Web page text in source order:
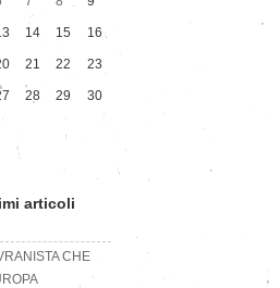
14 15 16
21 22 23
28 29 30
articoli
CHE